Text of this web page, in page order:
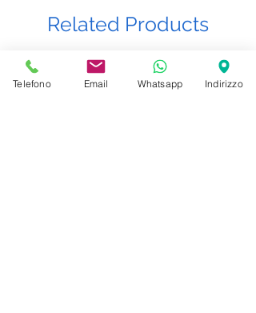
Related Products
Promo Attiva
Telefono Email Whatsapp Indirizzo